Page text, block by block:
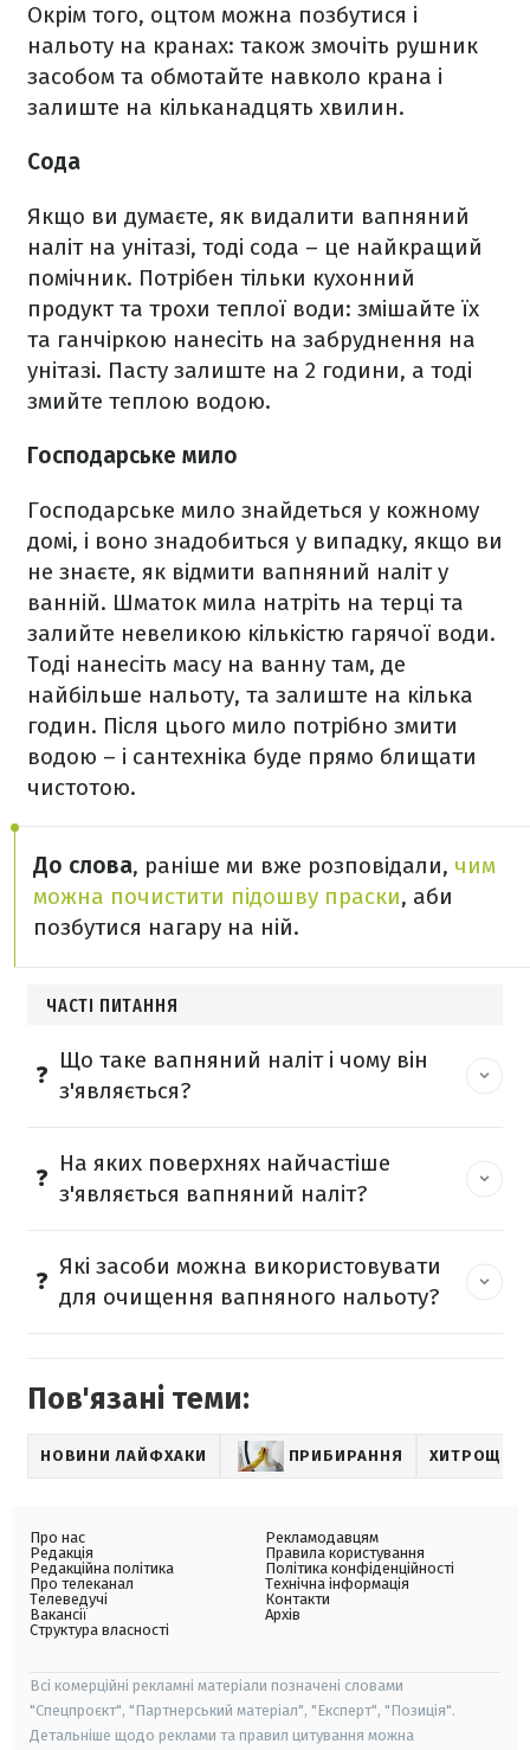
Окрім того, оцтом можна позбутися і
нальоту на кранах: також змочіть рушник
засобом та обмотайте навколо крана і
залиште на кільканадцять хвилин.
Сода
Якщо ви думаєте, як видалити вапняний
наліт на унітазі, тоді сода – це найкращий
помічник. Потрібен тільки кухонний
продукт та трохи теплої води: змішайте їх
та ганчіркою нанесіть на забруднення на
унітазі. Пасту залиште на 2 години, а тоді
змийте теплою водою.
Господарське мило
Господарське мило знайдеться у кожному
домі, і воно знадобиться у випадку, якщо ви
не знаєте, як відмити вапняний наліт у
ванній. Шматок мила натріть на терці та
залийте невеликою кількістю гарячої води.
Тоді нанесіть масу на ванну там, де
найбільше нальоту, та залиште на кілька
годин. Після цього мило потрібно змити
водою – і сантехніка буде прямо блищати
чистотою.
До слова, раніше ми вже розповідали, чим
можна почистити підошву праски, аби
позбутися нагару на ній.
ЧАСТІ ПИТАННЯ
Що таке вапняний наліт і чому він
з'являється?
На яких поверхнях найчастіше
з'являється вапняний наліт?
Які засоби можна використовувати
для очищення вапняного нальоту?
Пов'язані теми:
НОВИНИ ЛАЙФХАКИ ПРИБИРАННЯ ХИТРОЩІ
Про нас
Редакція
Редакційна політика
Про телеканал
Телеведучі
Вакансії
Структура власності
Рекламодавцям
Правила користування
Політика конфіденційності
Технічна інформація
Контакти
Архів
Всі комерційні рекламні матеріали позначені словами
"Спецпроєкт", "Партнерський матеріал", "Експерт", "Позиція".
Детальніше щодо реклами та правил цитування можна